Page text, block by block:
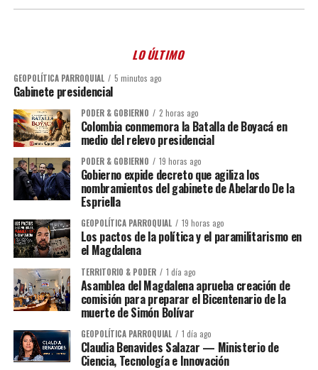
LO ÚLTIMO
GEOPOLÍTICA PARROQUIAL 5 minutos ago
Gabinete presidencial
PODER & GOBIERNO 2 horas ago
Colombia conmemora la Batalla de Boyacá en
medio del relevo presidencial
PODER & GOBIERNO 19 horas ago
Gobierno expide decreto que agiliza los
nombramientos del gabinete de Abelardo De la
Espriella
GEOPOLÍTICA PARROQUIAL 19 horas ago
Los pactos de la política y el paramilitarismo en
el Magdalena
TERRITORIO & PODER 1 día ago
Asamblea del Magdalena aprueba creación de
comisión para preparar el Bicentenario de la
muerte de Simón Bolívar
GEOPOLÍTICA PARROQUIAL 1 día ago
Claudia Benavides Salazar — Ministerio de
Ciencia, Tecnología e Innovación